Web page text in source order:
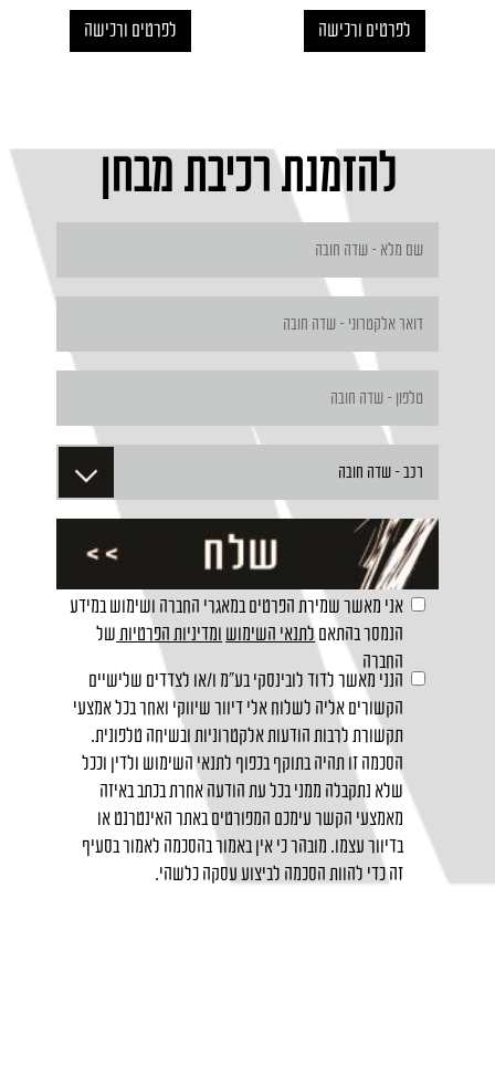
לפרטים ורכישה לפרטים ורכישה
להזמנת רכיבת מבחן
אני מאשר שמירת הפרטים במאגרי החברה ושימוש במידע
הנמסר בהתאםלתנאי השימוש ומדיניות הפרטיות של
החברה
הנני מאשר לדוד לובינסקי בע"מ ו/או לצדדים שלישיים
הקשורים אליה לשלוח אלי דיוור שיווקי ואחר בכל אמצעי
תקשורת לרבות הודעות אלקטרוניות ובשיחה טלפונית.
הסכמה זו תהיה בתוקף בכפוף לתנאי השימוש ולדין וככל
שלא נתקבלה ממני בכל עת הודעה אחרת בכתב באיזה
מאמצעי הקשר עימכם המפורטים באתר האינטרנט או
בדיוור עצמו. מובהר כי אין באמור בהסכמה לאמור בסעיף
זה כדי להוות הסכמה לביצוע עסקה כלשהי.